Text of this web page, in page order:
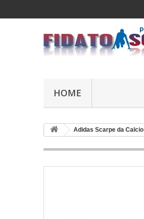
HOME
Adidas Scarpe da Calcio